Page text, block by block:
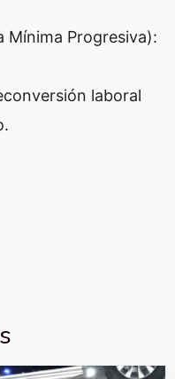
Mínima Progresiva):
laboral